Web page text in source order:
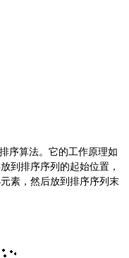
序算法。它的工作原理如
到排序序列的起始位置，
素，然后放到排序序列末